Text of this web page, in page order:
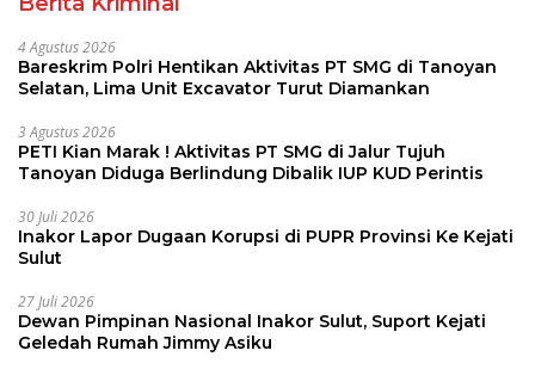
4 Agustus 2026
Bareskrim Polri Hentikan Aktivitas PT SMG di Tanoyan
Selatan, Lima Unit Excavator Turut Diamankan
3 Agustus 2026
PETI Kian Marak ! Aktivitas PT SMG di Jalur Tujuh
Tanoyan Diduga Berlindung Dibalik IUP KUD Perintis
30 Juli 2026
Inakor Lapor Dugaan Korupsi di PUPR Provinsi Ke Kejati
Sulut
27 Juli 2026
Dewan Pimpinan Nasional Inakor Sulut, Suport Kejati
Geledah Rumah Jimmy Asiku